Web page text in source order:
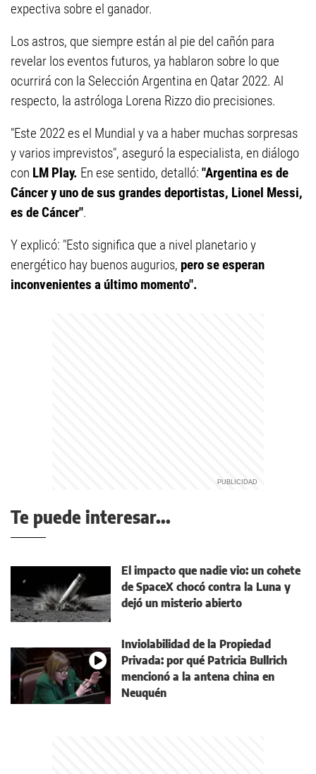
expectiva sobre el ganador.
Los astros, que siempre están al pie del cañón para
revelar los eventos futuros, ya hablaron sobre lo que
ocurrirá con la Selección Argentina en Qatar 2022. Al
respecto, la astróloga Lorena Rizzo dio precisiones.
"Este 2022 es el Mundial y va a haber muchas sorpresas
y varios imprevistos", aseguró la especialista, en diálogo
con LM Play. En ese sentido, detalló: "Argentina es de
Cáncer y uno de sus grandes deportistas, Lionel Messi,
es de Cáncer".
Y explicó: "Esto significa que a nivel planetario y
energético hay buenos augurios, pero se esperan
inconvenientes a último momento".
Te puede interesar...
El impacto que nadie vio: un cohete
de SpaceX chocó contra la Luna y
dejó un misterio abierto
Inviolabilidad de la Propiedad
Privada: por qué Patricia Bullrich
mencionó a la antena china en
Neuquén